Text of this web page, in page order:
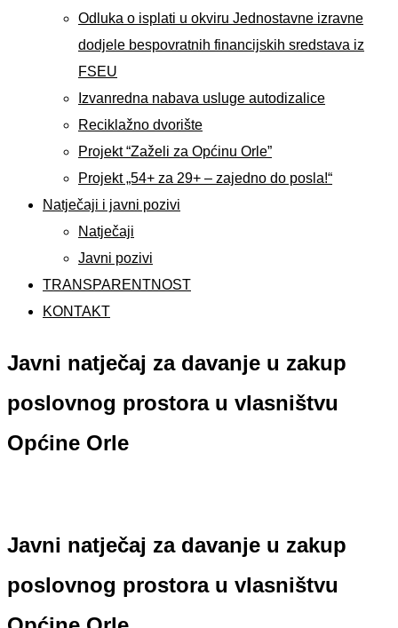
Odluka o isplati u okviru Jednostavne izravne
dodjele bespovratnih financijskih sredstava iz
FSEU
Izvanredna nabava usluge autodizalice
Reciklažno dvorište
Projekt “Zaželi za Općinu Orle”
Projekt „54+ za 29+ – zajedno do posla!“
Natječaji i javni pozivi
Natječaji
Javni pozivi
TRANSPARENTNOST
KONTAKT
Javni natječaj za davanje u zakup
poslovnog prostora u vlasništvu
Općine Orle
Javni natječaj za davanje u zakup
poslovnog prostora u vlasništvu